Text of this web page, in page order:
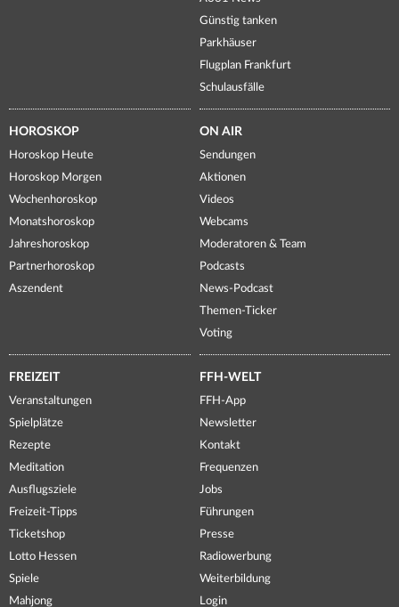
Günstig tanken
Parkhäuser
Flugplan Frankfurt
Schulausfälle
HOROSKOP
Horoskop Heute
Horoskop Morgen
Wochenhoroskop
Monatshoroskop
Jahreshoroskop
Partnerhoroskop
Aszendent
ON AIR
Sendungen
Aktionen
Videos
Webcams
Moderatoren & Team
Podcasts
News-Podcast
Themen-Ticker
Voting
FREIZEIT
Veranstaltungen
Spielplätze
Rezepte
Meditation
Ausflugsziele
Freizeit-Tipps
Ticketshop
Lotto Hessen
Spiele
Mahjong
FFH-WELT
FFH-App
Newsletter
Kontakt
Frequenzen
Jobs
Führungen
Presse
Radiowerbung
Weiterbildung
Login